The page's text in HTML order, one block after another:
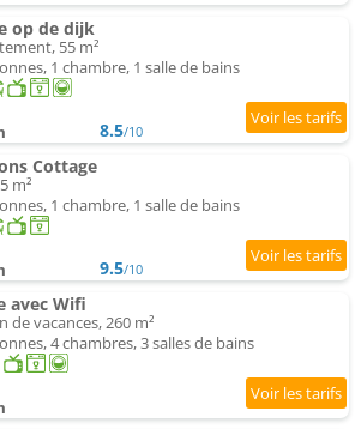
op de dijk
55 m²
1 chambre, 1 salle de bains
8.5/10
Cottage
m²
1 chambre, 1 salle de bains
9.5/10
avec Wifi
de vacances, 260 m²
4 chambres, 3 salles de bains